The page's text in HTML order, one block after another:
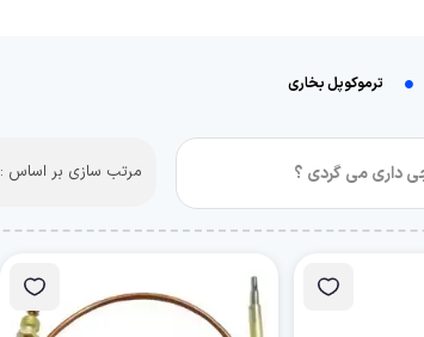
ترموکوپل بخاری
مرتب سازی بر اساس :